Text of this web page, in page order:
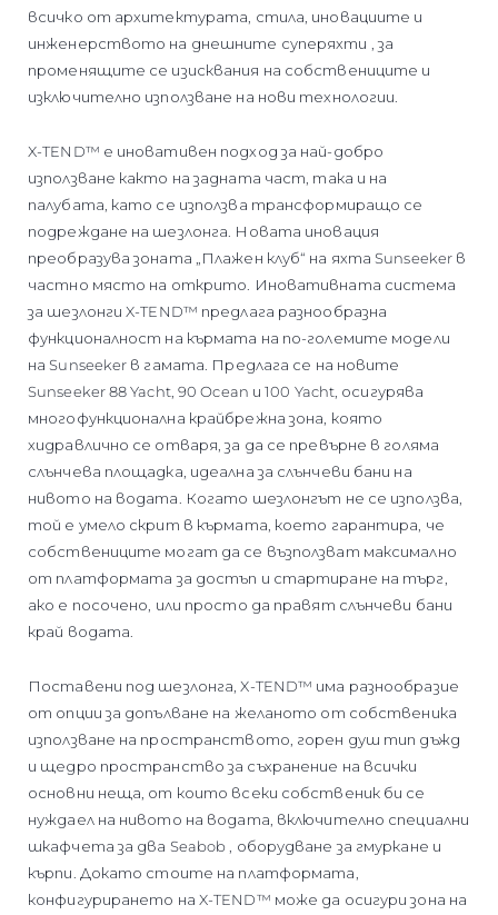
всичко от архитектурата, стила, иновациите и
инженерството на днешните суперяхти , за
променящите се изисквания на собствениците и
изключително използване на нови технологии.
X-TEND™ е иновативен подход за най-добро
използване както на задната част, така и на
палубата, като се използва трансформиращо се
подреждане на шезлонга. Новата иновация
преобразува зоната „Плажен клуб“ на яхта Sunseeker в
частно място на открито. Иновативната система
за шезлонги X-TEND™ предлага разнообразна
функционалност на кърмата на по-големите модели
на Sunseeker в гамата. Предлага се на новите
Sunseeker 88 Yacht, 90 Ocean и 100 Yacht, осигурява
многофункционална крайбрежна зона, която
хидравлично се отваря, за да се превърне в голяма
слънчева площадка, идеална за слънчеви бани на
нивото на водата. Когато шезлонгът не се използва,
той е умело скрит в кърмата, което гарантира, че
собствениците могат да се възползват максимално
от платформата за достъп и стартиране на търг,
ако е посочено, или просто да правят слънчеви бани
край водата.
Поставени под шезлонга, X-TEND™ има разнообразие
от опции за допълване на желаното от собственика
използване на пространството, горен душ тип дъжд
и щедро пространство за съхранение на всички
основни неща, от които всеки собственик би се
нуждаел на нивото на водата, включително специални
шкафчета за два Seabob , оборудване за гмуркане и
кърпи. Докато стоите на платформата,
конфигурирането на X-TEND™ може да осигури зона на